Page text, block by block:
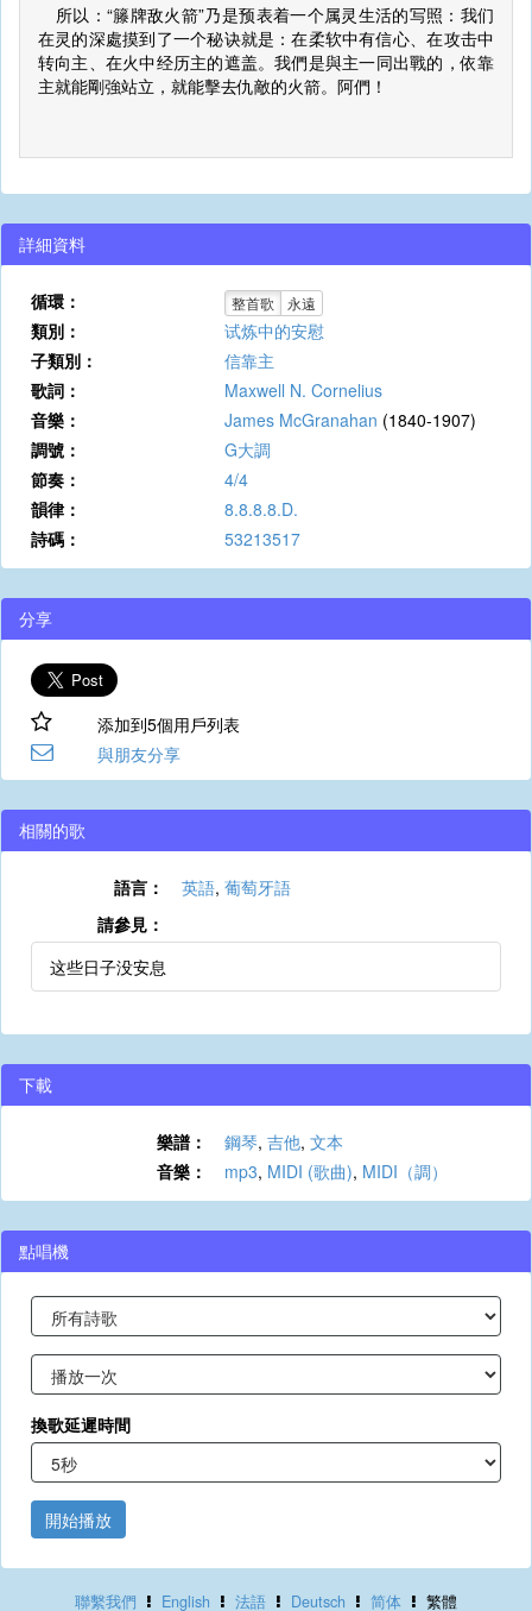
所以：“籐牌敌火箭”乃是预表着一个属灵生活的写照：我们
在灵的深處摸到了一个秘诀就是：在柔软中有信心、在攻击中
转向主、在火中经历主的遮盖。我們是與主一同出戰的，依靠
主就能剛強站立，就能擊去仇敵的火箭。阿們！
詳細資料
循環： 整首歌 永遠
類別：
试炼中的安慰
子類別：
信靠主
歌詞：
Maxwell N. Cornelius
音樂：
James McGranahan (1840-1907)
調號：
G大調
節奏：
4/4
韻律：
8.8.8.8.D.
詩碼：
53213517
分享
添加到5個用戶列表
與朋友分享
相關的歌
語言： 英語, 葡萄牙語
請參見：
这些日子没安息
下載
樂譜： 鋼琴, 吉他, 文本
音樂：
mp3, MIDI (歌曲), MIDI（調）
點唱機
換歌延遲時間
開始播放
聯繫我們 English 法語 Deutsch 简体 繁體